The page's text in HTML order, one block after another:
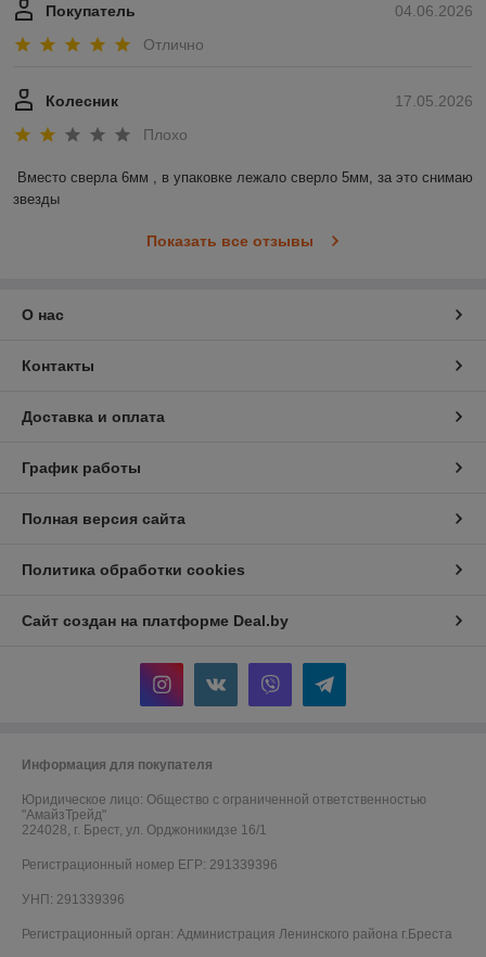
04.06.2026
Покупатель
Отлично
17.05.2026
Колесник
Плохо
Вместо сверла 6мм , в упаковке лежало сверло 5мм, за это снимаю
звезды
Показать все отзывы
О нас
Контакты
Доставка и оплата
График работы
Полная версия сайта
Политика обработки cookies
Сайт создан на платформе Deal.by
Информация для покупателя
Юридическое лицо: Общество с ограниченной ответственностью
"АмайзТрейд"
224028, г. Брест, ул. Орджоникидзе 16/1
Регистрационный номер ЕГР: 291339396
УНП: 291339396
Регистрационный орган: Администрация Ленинского района г.Бреста